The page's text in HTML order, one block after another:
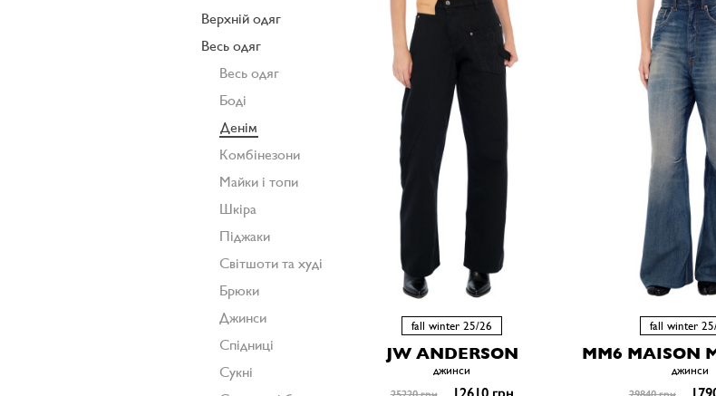
fall winter 25/26
JW ANDERSON
джинси
12610 грн
fall winter
MM6 MAISON
джинси
Верхній одяг
Весь одяг
Весь одяг
Боді
Денім
Комбінезони
Майки і топи
Шкіра
Піджаки
Світшоти та худі
Брюки
Джинси
Спідниці
Сукні